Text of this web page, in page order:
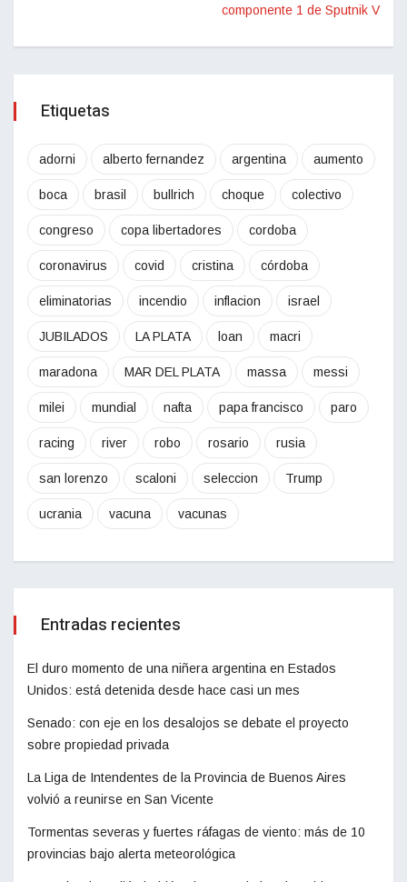
componente 1 de Sputnik V
Etiquetas
adorni alberto fernandez argentina aumento
boca brasil bullrich choque colectivo
congreso copa libertadores cordoba
coronavirus covid cristina córdoba
eliminatorias incendio inflacion israel
JUBILADOS LA PLATA loan macri
maradona MAR DEL PLATA massa messi
milei mundial nafta papa francisco paro
racing river robo rosario rusia
san lorenzo scaloni seleccion Trump
ucrania vacuna vacunas
Entradas recientes
El duro momento de una niñera argentina en Estados
Unidos: está detenida desde hace casi un mes
Senado: con eje en los desalojos se debate el proyecto
sobre propiedad privada
La Liga de Intendentes de la Provincia de Buenos Aires
volvió a reunirse en San Vicente
Tormentas severas y fuertes ráfagas de viento: más de 10
provincias bajo alerta meteorológica